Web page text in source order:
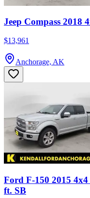
Jeep Compass 2018
$13,961
Anchorage, AK
Ford F-150 2015
ft. SB